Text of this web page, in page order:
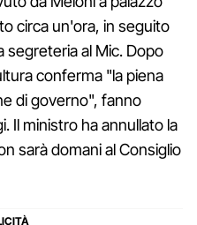
circa un'ora, in seguito
segreteria al Mic. Dopo
conferma "la piena
di governo", fanno
Il ministro ha annullato la
sarà domani al Consiglio